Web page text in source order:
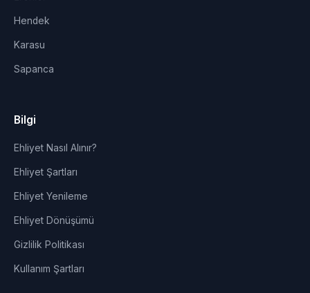
Hendek
Karasu
Sapanca
Bilgi
Ehliyet Nasıl Alınır?
Ehliyet Şartları
Ehliyet Yenileme
Ehliyet Dönüşümü
Gizlilik Politikası
Kullanım Şartları